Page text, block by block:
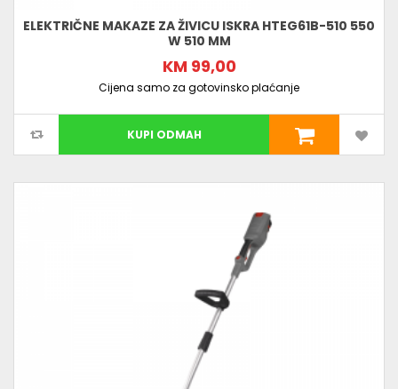
ELEKTRIČNE MAKAZE ZA ŽIVICU ISKRA HTEG61B-510 550
W 510 MM
KM 99,00
Cijena samo za gotovinsko plaćanje
KUPI ODMAH